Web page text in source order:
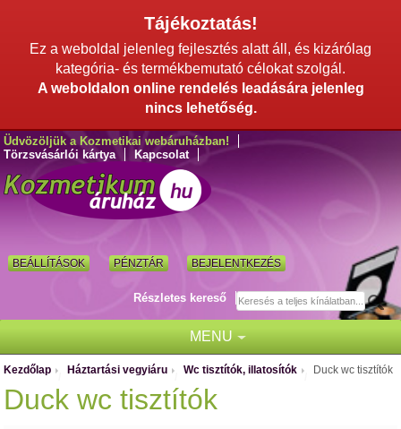
Tájékoztatás!
Ez a weboldal jelenleg fejlesztés alatt áll, és kizárólag
kategória- és termékbemutató célokat szolgál.
A weboldalon online rendelés leadására jelenleg
nincs lehetőség.
Üdvözöljük a Kozmetikai webáruházban!
Törzsvásárlói kártya
Kapcsolat
BEÁLLÍTÁSOK PÉNZTÁR BEJELENTKEZÉS
Részletes kereső
MENU
Kezdőlap Háztartási vegyiáru Wc tisztítók, illatosítók Duck wc tisztítók
Duck wc tisztítók